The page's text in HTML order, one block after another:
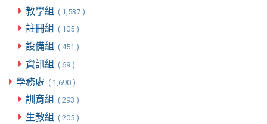
教學組 ( 1,537 )
註冊組 ( 105 )
設備組 ( 451 )
資訊組 ( 69 )
學務處 ( 1,690 )
訓育組 ( 293 )
生教組 ( 205 )